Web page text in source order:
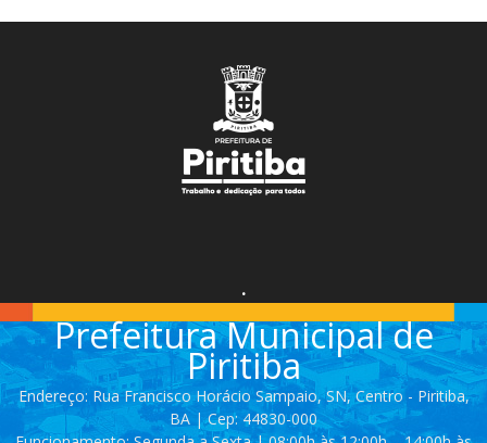
.
Prefeitura Municipal de
Piritiba
Endereço: Rua Francisco Horácio Sampaio, SN, Centro - Piritiba,
BA | Cep: 44830-000